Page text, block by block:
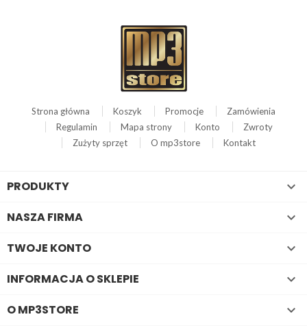
Strona główna Koszyk Promocje
Zamówienia
Regulamin
Mapa strony Konto
Zwroty
Zużyty sprzęt
O mp3store Kontakt
PRODUKTY 
NASZA FIRMA 
TWOJE KONTO 
INFORMACJA O SKLEPIE 
O MP3STORE 